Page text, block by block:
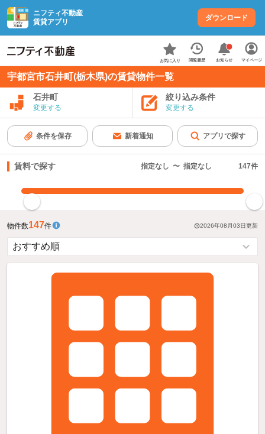
ニフティ不動産
賃貸アプリ
ダウンロード
お気に入り 閲覧履歴 お知らせ マイページ
宇都宮市石井町(栃木県)の賃貸物件一覧
石井町
変更する
絞り込み条件
変更する
条件を保存 新着通知 アプリで探す
賃料で探す 指定なし 〜 指定なし 147件
物件数147件 2026年08月03日更新